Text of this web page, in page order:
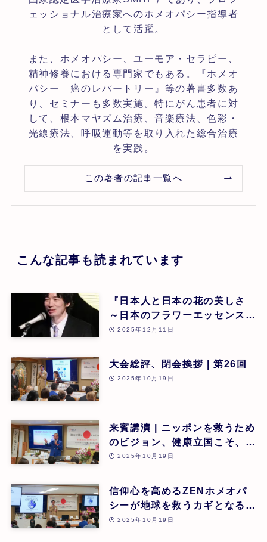
ェッショナル治療家へのホメオパシー指導者
として活躍。
また、ホメオパシー、ユーモア・セラピー、
精神修養における専門家でもある。『ホメオ
パシー 癌のレパートリー』等の著書多数あ
り、セミナーも多数実施。特にがん患者に対
して、根本マヤズム治療、音楽療法、色彩・
光線療法、呼吸運動等を取り入れた総合治療
を実践。
この著者の記事一覧へ
こんな記事も読まれています
『日本人と日本の花の美しさ
～日本のフラワーエッセンスに
よる癒し』 東 昭史
2025年12月11日
大会総評、閉会挨拶 | 第26回
2025年10月19日
来賓講演 | ニッポンを救うため
のビジョン、健康立国こそ、日
本再生の道 | 吉野敏明(医療法
ック 院長) | 第26回
2025年10月19日
信仰心を高めるZENホメオパ
シーが地球を救うカギとなる |
道繁良 | 第26回
2025年10月19日